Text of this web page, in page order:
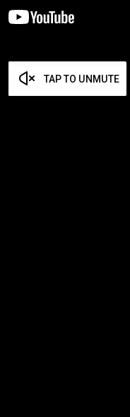
TAP TO UNMUTE